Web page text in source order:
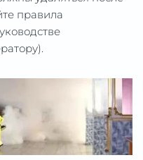
правила